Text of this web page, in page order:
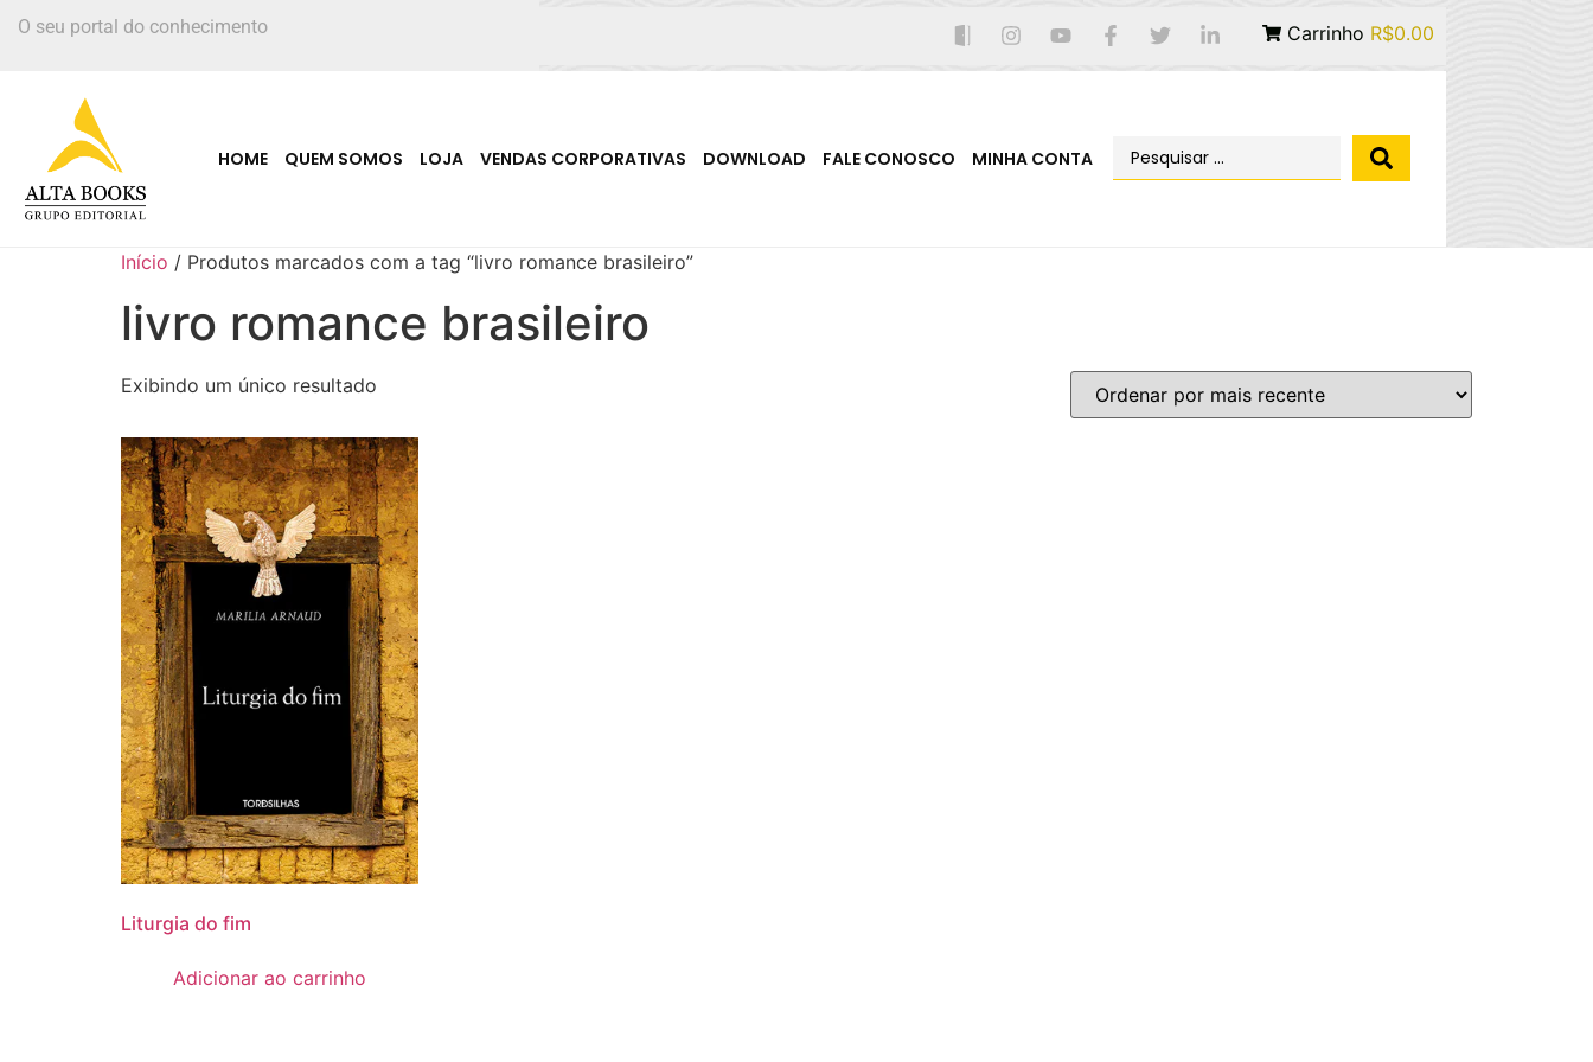
O seu portal do conhecimento Carrinho R$0.00
HOME QUEM SOMOS LOJA VENDAS CORPORATIVAS DOWNLOAD FALE CONOSCO MINHA CONTA
Início / Produtos marcados com a tag “livro romance brasileiro”
livro romance brasileiro
Exibindo um único resultado
Liturgia do fim
Adicionar ao carrinho